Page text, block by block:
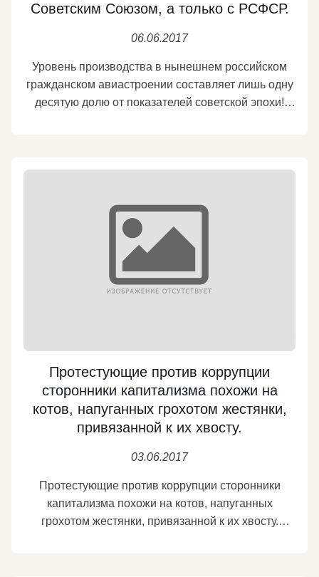
Советским Союзом, а только с РСФСР.
06.06.2017
Уровень производства в нынешнем российском
гражданском авиастроении составляет лишь одну
десятую долю от показателей советской эпохи!
проект создания российско-китайского
пассажирского самолета нового поколения? Не
отнимет ли этот проект работу у отечественных
авиационных заводов? Выгодно ли нам
сотрудничество с Китаем в авиастроении?
Подробнее - на сайте КПРФ: https://kprf.ru/party-
Протестующие против коррупции
сторонники капитализма похожи на
котов, напуганных грохотом жестянки,
привязанной к их хвосту.
03.06.2017
Протестующие против коррупции сторонники
капитализма похожи на котов, напуганных
грохотом жестянки, привязанной к их хвосту.